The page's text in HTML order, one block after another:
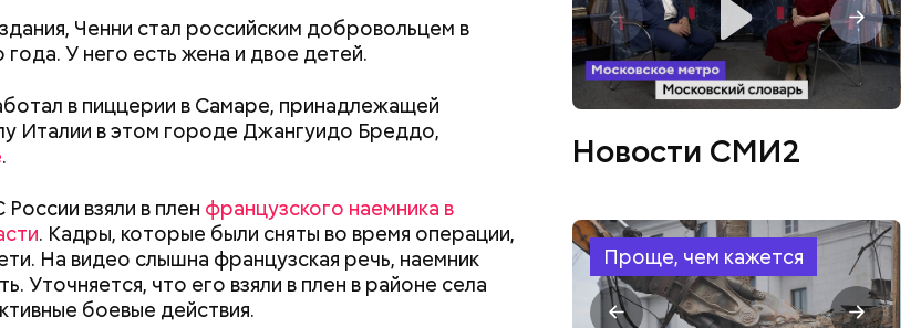
Ченни стал российским добровольцем в
У него есть жена и двое детей.
в пиццерии в Самаре, принадлежащей
Италии в этом городе Джангуидо Бреддо,
.
взяли в плен французского наемника в
. Кадры, которые были сняты во время операции,
На видео слышна французская речь, наемник
Уточняется, что его взяли в плен в районе села
боевые действия.
Новости СМИ2
Проще, чем кажется